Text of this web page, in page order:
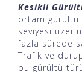
Kesikli
ortam gürültü
seviyesi
fazla sürede
Trafik ve
bu gürültü